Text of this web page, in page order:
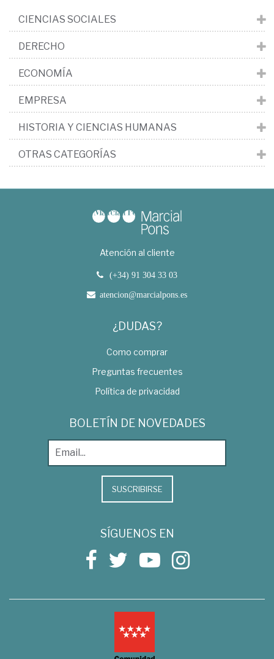
CIENCIAS SOCIALES
DERECHO
ECONOMÍA
EMPRESA
HISTORIA Y CIENCIAS HUMANAS
OTRAS CATEGORÍAS
Atención al cliente
(+34) 91 304 33 03
atencion@marcialpons.es
¿DUDAS?
Como comprar
Preguntas frecuentes
Política de privacidad
BOLETÍN DE NOVEDADES
SUSCRIBIRSE
SÍGUENOS EN